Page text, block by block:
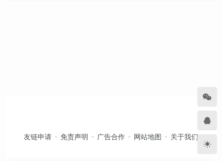
友链申请 免责声明 广告合作 网站地图 关于我们